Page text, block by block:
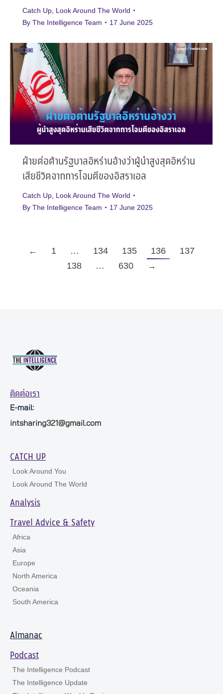
Catch Up Look Around The World
By The Intelligence Team 17 June 2025
ฝ่ายต่อต้านรัฐบาลอิหร่านอ้างว่าผู้นำสูงสุดอิหร่าน
เสียชีวิตจากการโจมตีของอิสราเอล
Catch Up Look Around The World
By The Intelligence Team 17 June 2025
← 1 … 134 135 136
137
138
… 630 →
ติดต่อเรา
E-mail:
intsharing321@gmail.com
CATCH UP
Look Around You
Look Around The World
Analysis
Travel Advice & Safety
Africa
Asia
Europe
North America
Oceania
South America
Almanac
Podcast
The Intelligence Podcast
The Intelligence Update